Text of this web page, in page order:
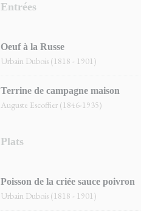
Entrées
Oeuf à la Russe
Urbain Dubois (1818 - 1901)
Terrine de campagne maison
Auguste Escoffier (1846-1935)
Plats
Poisson de la criée sauce poivron
Urbain Dubois (1818 - 1901)